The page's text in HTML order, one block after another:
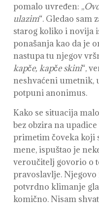
pomalo uvređen: ,,
ulazim“. Gledao sam
starog koliko i novija
ponašanja kao da je
nastupa tu njegov
kapče, kapče skini“,
neshvaćeni umetnik,
potpuni anonimus.
Kako se situacija
bez obzira na
primetim čoveka koji
mene, ispuštao je
veroučitelj govorio o
pravoslavlje.
potvrdno klimanje
komično. Nisam